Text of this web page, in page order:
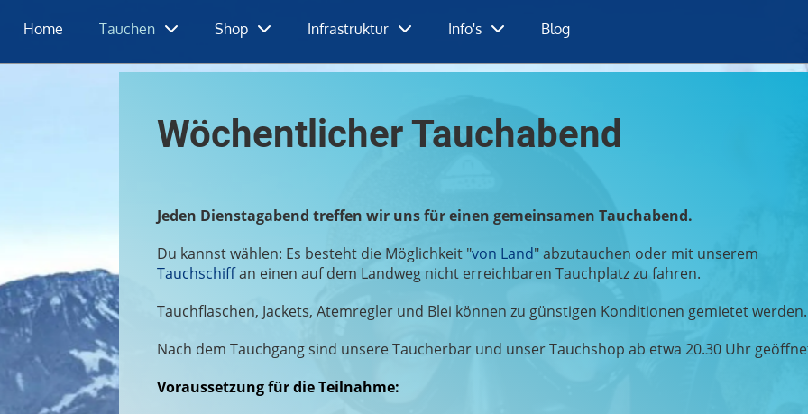
Home Tauchen Shop Infrastruktur Info's Blog
Wöchentlicher Tauchabend
Jeden Dienstagabend treffen wir uns für einen gemeinsamen Tauchabend.
Du kannst wählen: Es besteht die Möglichkeit "von Land" abzutauchen oder mit unserem
Tauchschiffan einen auf dem Landweg nicht erreichbaren Tauchplatz zu fahren.
Tauchflaschen, Jackets, Atemregler und Blei können zu günstigen Konditionen gemietet werden.
Nach dem Tauchgang sind unsere Taucherbar und unser Tauchshop ab etwa 20.30 Uhr
Voraussetzung für die Teilnahme: